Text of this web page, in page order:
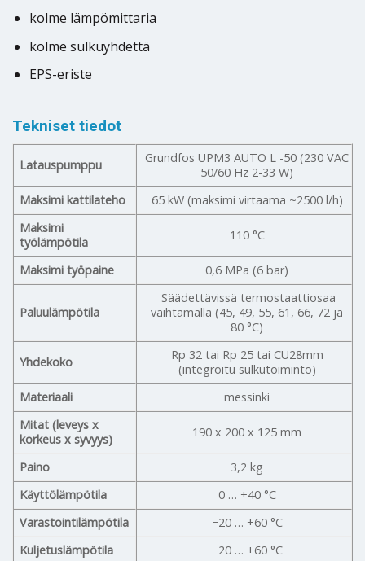
kolme lämpömittaria
kolme sulkuyhdettä
EPS-eriste
Tekniset tiedot
Latauspumppu
Grundfos UPM3 AUTO L -50 (230 VAC
50/60 Hz 2-33 W)
Maksimi kattilateho
65 kW (maksimi virtaama ~2500 l/h)
Maksimi
työlämpötila
110 °C
Maksimi työpaine 0,6 MPa (6 bar)
Paluulämpötila
Säädettävissä termostaattiosaa
vaihtamalla (45, 49, 55, 61, 66, 72 ja
80 °C)
Yhdekoko
Rp 32 tai Rp 25 tai CU28mm
(integroitu sulkutoiminto)
Materiaali
messinki
Mitat (leveys x
korkeus x syvyys)
190 x 200 x 125 mm
Paino
3,2 kg
Käyttölämpötila
0 … +40 °C
Varastointilämpötila
−20 … +60 °C
Kuljetuslämpötila
−20 … +60 °C